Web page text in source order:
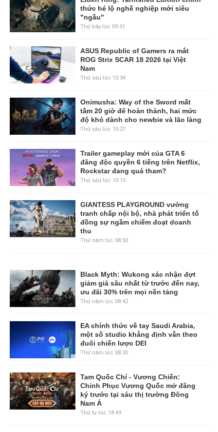
thức hé lộ nghề nghiệp mới siêu
"ngầu"
Thứ bảy lúc 09:31
ASUS Republic of Gamers ra mắt
ROG Strix SCAR 18 2026 tại Việt
Nam
Thứ sáu lúc 10:34
Onimusha: Way of the Sword mất
tầm 20 giờ để hoàn thành, hai mức
độ khó dành cho newbie và lão làng
Thứ sáu lúc 10:27
Trailer gameplay mới của GTA 6
đăng độc quyền 6 tiếng trên Netflix,
Rockstar đang quá tham?
Thứ sáu lúc 10:15
GIANTESS PLAYGROUND vướng
tranh chấp nội bộ, nhà phát triển tố
đồng sự ngầm chiếm đoạt doanh
thu
Thứ năm lúc 08:50
Black Myth: Wukong xác nhận đợt
giảm giá sâu nhất từ trước đến nay,
ưu đãi 30% trên mọi nền tảng
Thứ năm lúc 08:42
EA chính thức về tay Saudi Arabia,
một số studio khẳng định vẫn theo
đuổi chiến lược DEI
Thứ năm lúc 08:30
Tam Quốc Chí - Vương Chiến:
Chinh Phục Vương Quốc mở đăng
ký trước tại sáu thị trường Đông
Nam Á
Thứ tư lúc 18:49